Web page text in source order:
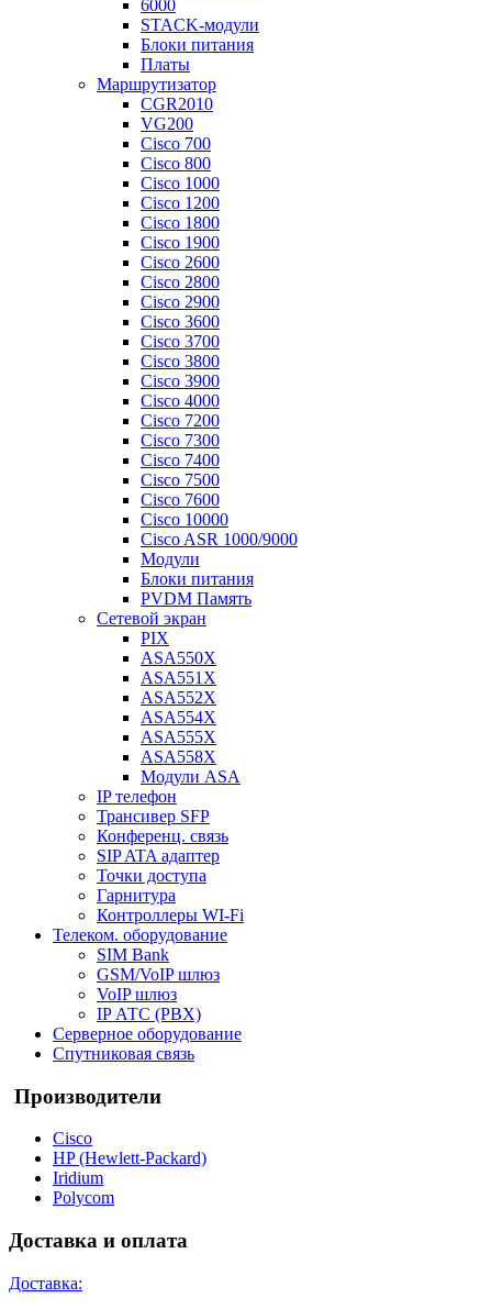
6000
STACK-модули
Блоки питания
Платы
Маршрутизатор
CGR2010
VG200
Cisco 700
Cisco 800
Cisco 1000
Cisco 1200
Cisco 1800
Cisco 1900
Cisco 2600
Cisco 2800
Cisco 2900
Cisco 3600
Cisco 3700
Cisco 3800
Cisco 3900
Cisco 4000
Cisco 7200
Cisco 7300
Cisco 7400
Cisco 7500
Cisco 7600
Cisco 10000
Cisco ASR 1000/9000
Модули
Блоки питания
PVDM Память
Сетевой экран
PIX
ASA550X
ASA551X
ASA552X
ASA554X
ASA555X
ASA558X
Модули ASA
IP телефон
Трансивер SFP
Конференц. связь
SIP ATA адаптер
Точки доступа
Гарнитура
Контроллеры WI-Fi
Телеком. оборудование
SIM Bank
GSM/VoIP шлюз
VoIP шлюз
IP АТС (PBX)
Серверное оборудование
Спутниковая связь
Производители
Cisco
HP (Hewlett-Packard)
Iridium
Polycom
Доставка и оплата
Доставка: